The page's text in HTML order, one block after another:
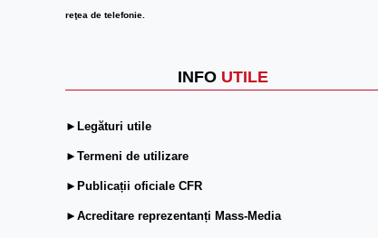
reţea de telefonie.
INFO UTILE
►Legături utile
►Termeni de utilizare
►Publicații oficiale CFR
►Acreditare reprezentanți Mass-Media